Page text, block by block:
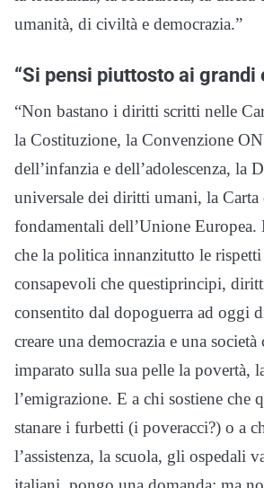
umanità, di civiltà e democrazia.”
“Si pensi piuttosto ai grandi
“Non bastano i diritti scritti nelle
la Costituzione, la Convenzione
dell’infanzia e dell’adolescenza, la
universale dei diritti umani, la
fondamentali dell’Unione
che la politica innanzitutto le
consapevoli che questiprincipi,
consentito dal dopoguerra ad oggi
creare una democrazia e una
imparato sulla sua pelle la povertà,
l’emigrazione. E a chi sostiene che
stanare i furbetti (i poveracci?) o a
l’assistenza, la scuola, gli ospedali